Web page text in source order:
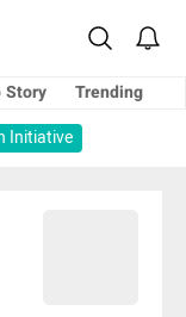
Story
Trending
Initiative